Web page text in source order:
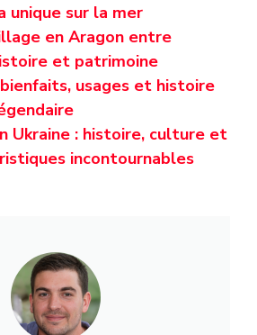
unique sur la mer
en Aragon entre
et patrimoine
usages et histoire
Ukraine : histoire, culture et
incontournables